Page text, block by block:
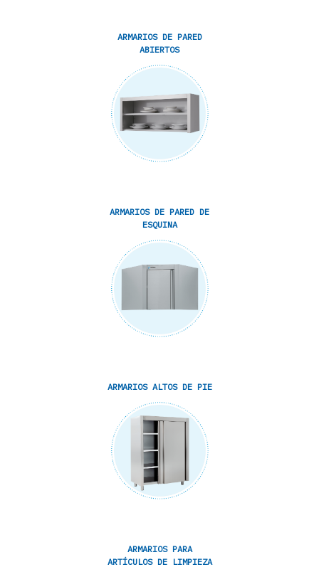
ARMARIOS DE PARED
ABIERTOS
ARMARIOS DE PARED DE
ESQUINA
ARMARIOS ALTOS DE PIE
ARMARIOS PARA
ARTÍCULOS DE LIMPIEZA